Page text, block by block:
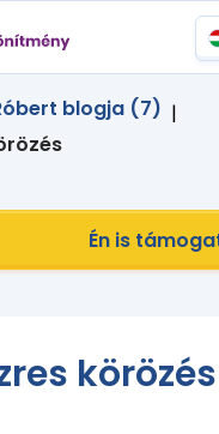
blogja (7) |
Én is
körözés